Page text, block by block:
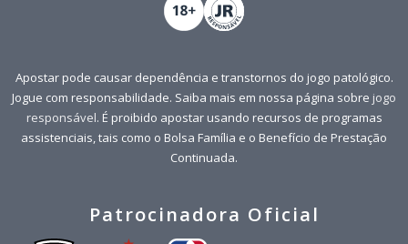
Apostar pode causar dependência e transtornos do jogo patológico.
Jogue com responsabilidade. Saiba mais em nossa página sobre jogo
responsável. É proibido apostar usando recursos de programas
assistenciais, tais como o Bolsa Família e o Benefício de Prestação
Continuada.
Patrocinadora Oficial